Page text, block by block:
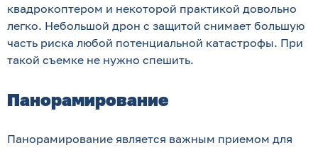
квадрокоптером и некоторой практикой довольно
легко. Небольшой дрон с защитой снимает большую
часть риска любой потенциальной катастрофы. При
такой съемке не нужно спешить.
Панорамирование
Панорамирование является важным приемом для